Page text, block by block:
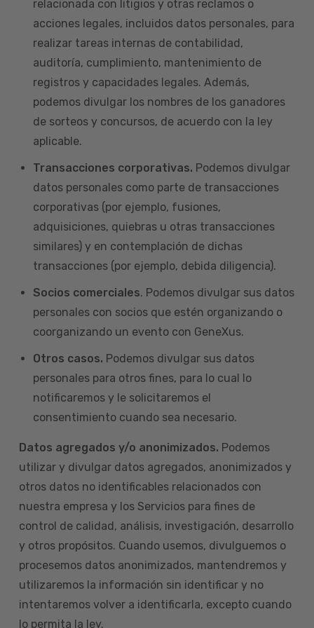
relacionada con litigios y otras reclamos o
acciones legales, incluidos datos personales, para
realizar tareas internas de contabilidad,
auditoría, cumplimiento, mantenimiento de
registros y capacidades legales. Además,
podemos divulgar los nombres de los ganadores
de sorteos y concursos, de acuerdo con la ley
aplicable.
Transacciones corporativas. Podemos divulgar
datos personales como parte de transacciones
corporativas (por ejemplo, fusiones,
adquisiciones, quiebras u otras transacciones
similares) y en contemplación de dichas
transacciones (por ejemplo, debida diligencia).
Socios comerciales. Podemos divulgar sus datos
personales con socios que estén organizando o
coorganizando un evento con GeneXus.
Otros casos. Podemos divulgar sus datos
personales para otros fines, para lo cual lo
notificaremos y le solicitaremos el
consentimiento cuando sea necesario.
Datos agregados y/o anonimizados. Podemos
utilizar y divulgar datos agregados, anonimizados y
otros datos no identificables relacionados con
nuestra empresa y los Servicios para fines de
control de calidad, análisis, investigación, desarrollo
y otros propósitos. Cuando usemos, divulguemos o
procesemos datos anonimizados, mantendremos y
utilizaremos la información sin identificar y no
intentaremos volver a identificarla, excepto cuando
lo permita la ley.